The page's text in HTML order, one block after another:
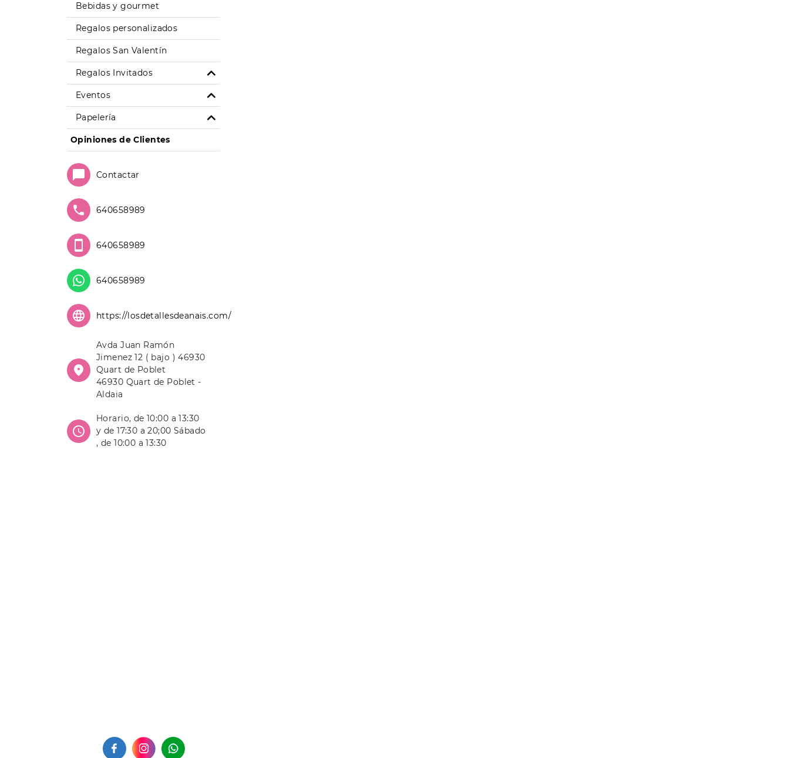
Bebidas y gourmet
Regalos personalizados
Regalos San Valentín
Regalos Invitados
Eventos
Papelería
Opiniones de Clientes
Contactar
640658989
640658989
640658989
https://losdetallesdeanais.com/
Avda Juan Ramón
Jimenez 12 ( bajo ) 46930
Quart de Poblet
46930 Quart de Poblet -
Aldaia
Horario, de 10:00 a 13:30
y de 17:30 a 20;00 Sábado
, de 10:00 a 13:30